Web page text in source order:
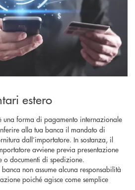
estero
una forma di pagamento internazionale
alla tua banca il mandato di
dall’importatore. In sostanza, il
avviene previa presentazione
o documenti di spedizione.
non assume alcuna responsabilità
poiché agisce come semplice